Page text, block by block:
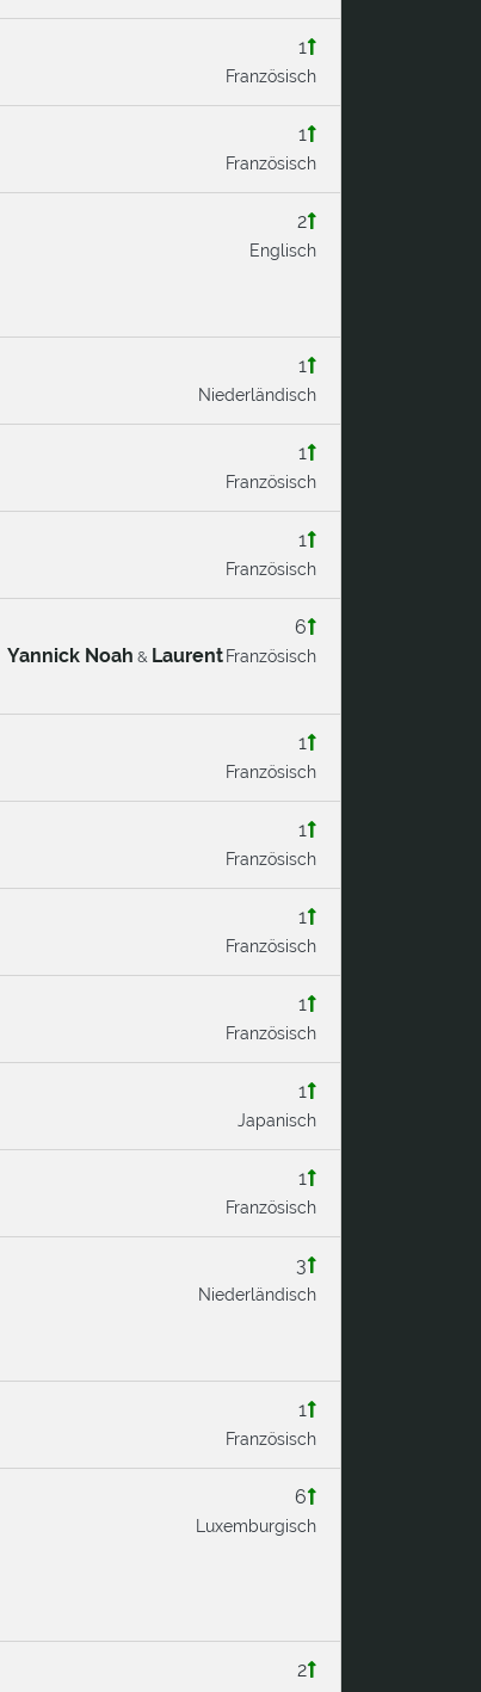
1
Französisch
1
Französisch
2
Englisch
1
Niederländisch
1
Französisch
1
Französisch
6
Französisch
Yannick Noah & Laurent
1
Französisch
1
Französisch
1
Französisch
1
Französisch
1
Japanisch
1
Französisch
3
Niederländisch
1
Französisch
6
Luxemburgisch
2